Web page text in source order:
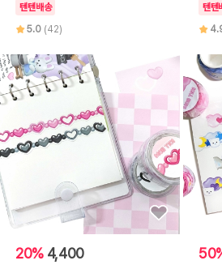
텐텐배송
5.0 (42)
텐텐
20% 4,400